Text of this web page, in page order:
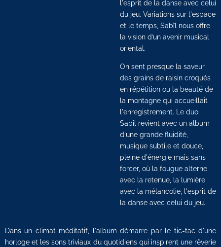
l'esprit de la danse avec celui
du jeu. Variations sur l'espace
et le temps, Sabîl nous offre
la vision d’un avenir musical
oriental.
On sent presque la saveur
des grains de raisin croqués
en répétition ou la beauté de
la montagne qui accueillait
l'enregistrement. Le duo
Sabîl revient avec un album
d'une grande fluidité,
musique subtile et douce,
pleine d'énergie mais sans
forcer, où la fougue alterne
avec la retenue, la lumière
avec la mélancolie, l'esprit de
la danse avec celui du jeu.
Dans un climat méditatif, l'album démarre par le tic-tac d'une
horloge et les sons triviaux du quotidiens qui inspirent une rêverie